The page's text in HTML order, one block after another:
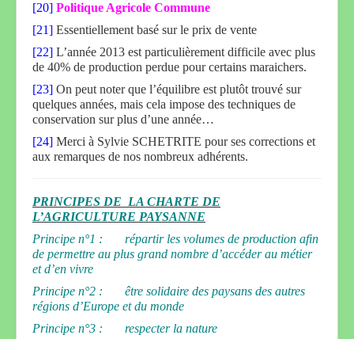
[20] Politique Agricole Commune
[21] Essentiellement basé sur le prix de vente
[22] L’année 2013 est particulièrement difficile avec plus
de 40% de production perdue pour certains maraichers.
[23] On peut noter que l’équilibre est plutôt trouvé sur
quelques années, mais cela impose des techniques de
conservation sur plus d’une année…
[24] Merci à Sylvie SCHETRITE pour ses corrections et
aux remarques de nos nombreux adhérents.
PRINCIPES DE LA CHARTE DE
L’AGRICULTURE PAYSANNE
Principe n°1 : répartir les volumes de production afin
de permettre au plus grand nombre d’accéder au métier
et d’en vivre
Principe n°2 : être solidaire des paysans des autres
régions d’Europe et du monde
Principe n°3 : respecter la nature